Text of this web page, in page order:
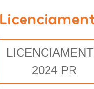
2024 PR